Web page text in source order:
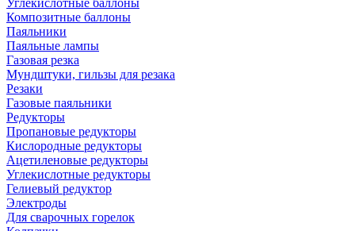
Углекислотные баллоны
Композитные баллоны
Паяльники
Паяльные лампы
Газовая резка
Мундштуки, гильзы для резака
Резаки
Газовые паяльники
Редукторы
Пропановые редукторы
Кислородные редукторы
Ацетиленовые редукторы
Углекислотные редукторы
Гелиевый редуктор
Электроды
Для сварочных горелок